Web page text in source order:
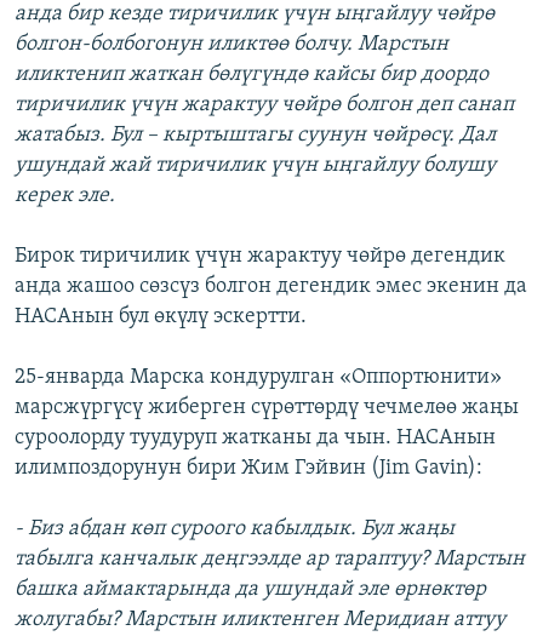
анда бир кезде тиричилик үчүн ыңгайлуу чөйрө
болгон-болбогонун иликтөө болчу. Марстын
иликтенип жаткан бөлүгүндө кайсы бир доордо
тиричилик үчүн жарактуу чөйрө болгон деп санап
жатабыз. Бул – кыртыштагы суунун чөйрөсү. Дал
ушундай жай тиричилик үчүн ыңгайлуу болушу
керек эле.
Бирок тиричилик үчүн жарактуу чөйрө дегендик
анда жашоо сөзсүз болгон дегендик эмес экенин да
НАСАнын бул өкүлү эскертти.
25-январда Марска кондурулган «Оппортюнити»
марсжүргүсү жиберген сүрөттөрдү чечмелөө жаңы
суроолорду туудуруп жатканы да чын. НАСАнын
илимпоздорунун бири Жим Гэйвин (Jim Gavin):
- Биз абдан көп суроого кабылдык. Бул жаңы
табылга канчалык деңгээлде ар тараптуу? Марстын
башка аймактарында да ушундай эле өрнөктөр
жолугабы? Марстын иликтенген Меридиан аттуу